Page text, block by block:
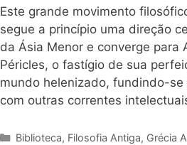
Este grande movimento
segue a princípio uma direção
da Ásia Menor e converge
Péricles, o fastígio de sua
mundo helenizado, fundindo-
com outras correntes
Categorias
Biblioteca, Filosofia Antiga, Grécia